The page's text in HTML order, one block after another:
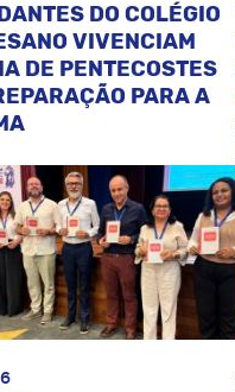
DO COLÉGIO
VIVENCIAM
DE PENTECOSTES
PARA A